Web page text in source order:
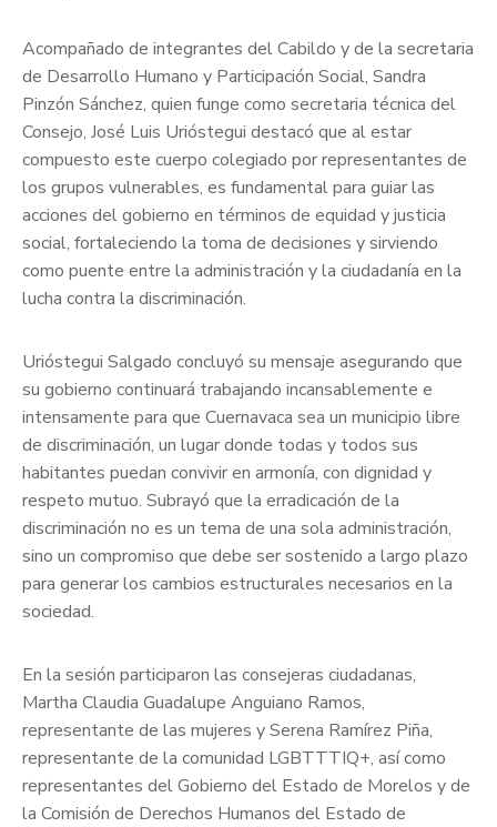
Acompañado de integrantes del Cabildo y de la secretaria
de Desarrollo Humano y Participación Social, Sandra
Pinzón Sánchez, quien funge como secretaria técnica del
Consejo, José Luis Urióstegui destacó que al estar
compuesto este cuerpo colegiado por representantes de
los grupos vulnerables, es fundamental para guiar las
acciones del gobierno en términos de equidad y justicia
social, fortaleciendo la toma de decisiones y sirviendo
como puente entre la administración y la ciudadanía en la
lucha contra la discriminación.
Urióstegui Salgado concluyó su mensaje asegurando que
su gobierno continuará trabajando incansablemente e
intensamente para que Cuernavaca sea un municipio libre
de discriminación, un lugar donde todas y todos sus
habitantes puedan convivir en armonía, con dignidad y
respeto mutuo. Subrayó que la erradicación de la
discriminación no es un tema de una sola administración,
sino un compromiso que debe ser sostenido a largo plazo
para generar los cambios estructurales necesarios en la
sociedad.
En la sesión participaron las consejeras ciudadanas,
Martha Claudia Guadalupe Anguiano Ramos,
representante de las mujeres y Serena Ramírez Piña,
representante de la comunidad LGBTTTIQ+, así como
representantes del Gobierno del Estado de Morelos y de
la Comisión de Derechos Humanos del Estado de